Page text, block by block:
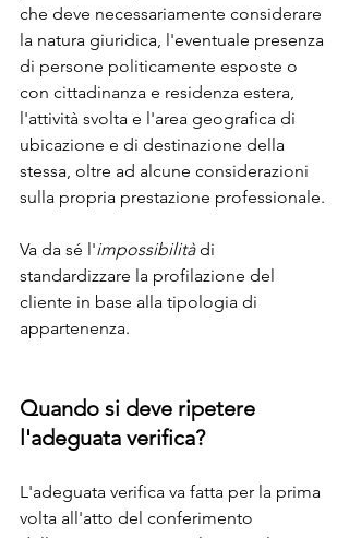
che deve necessariamente considerare
la natura giuridica, l'eventuale presenza
di persone politicamente esposte o
con cittadinanza e residenza estera,
l'attività svolta e l'area geografica di
ubicazione e di destinazione della
stessa, oltre ad alcune considerazioni
sulla propria prestazione professionale.
Va da sé l'impossibilità di
standardizzare la profilazione del
cliente in base alla tipologia di
appartenenza.
Quando si deve ripetere
l'adeguata verifica?
L'adeguata verifica va fatta per la prima
volta all'atto del conferimento